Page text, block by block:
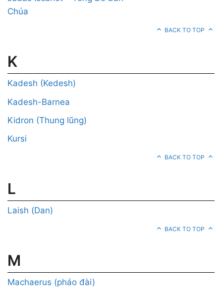
Chúa
BACK TO TOP
K
Kadesh (Kedesh)
Kadesh-Barnea
Kidron (Thung lũng)
Kursi
BACK TO TOP
L
Laish (Dan)
BACK TO TOP
M
Machaerus (pháo đài)